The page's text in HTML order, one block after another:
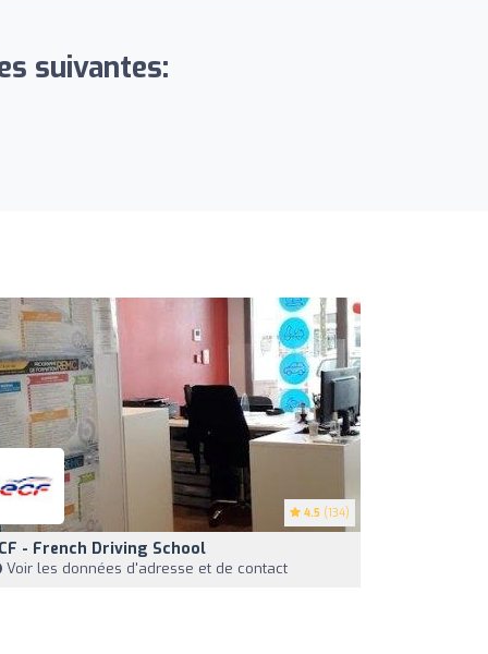
suivantes:
4.5 (134)
- French Driving School
Voir les données d'adresse et de contact